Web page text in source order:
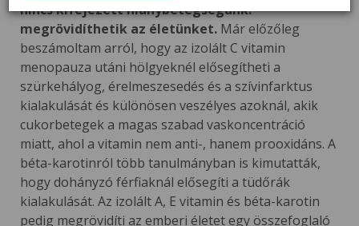
nincs kifejezett hiánybetegségünk:
megrövidíthetik az életünket. Már előzőleg
beszámoltam arról, hogy az izolált C vitamin
menopauza utáni hölgyeknél elősegítheti a
szürkehályog, érelmeszesedés és a szívinfarktus
kialakulását és különösen veszélyes azoknál, akik
cukorbetegek a magas szabad vaskoncentráció
miatt, ahol a vitamin nem anti-, hanem prooxidáns. A
béta-karotinról több tanulmányban is kimutatták,
hogy dohányzó férfiaknál elősegíti a tüdőrák
kialakulását. Az izolált A, E vitamin és béta-karotin
pedig megrövidíti az emberi életet egy összefoglaló